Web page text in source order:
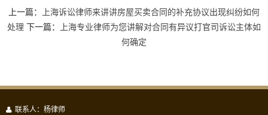
上一篇：
上海诉讼律师来讲讲房屋买卖合同的补充协议出现纠纷如何
处理 下一篇：
上海专业律师为您讲解对合同有异议打官司诉讼主体如
何确定
联系人：杨律师